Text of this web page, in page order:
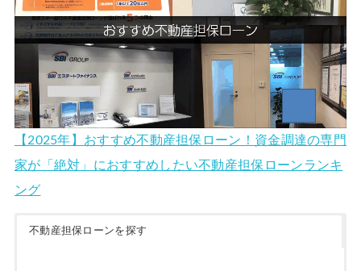
【2025年】おすすめ不動産担保ローン！資金調達の専門
家が「絶対」におすすめしたい不動産担保ローンランキ
ング
不動産担保ローンを探す